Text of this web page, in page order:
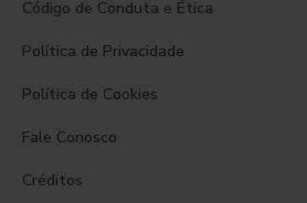
Código de Conduta e Ética
Política de Privacidade
Política de Cookies
Fale Conosco
Créditos